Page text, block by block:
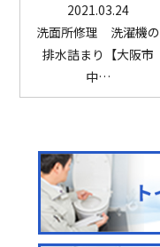
2021.03.24
洗面所修理 洗濯機の
排水詰まり【大阪市
中…